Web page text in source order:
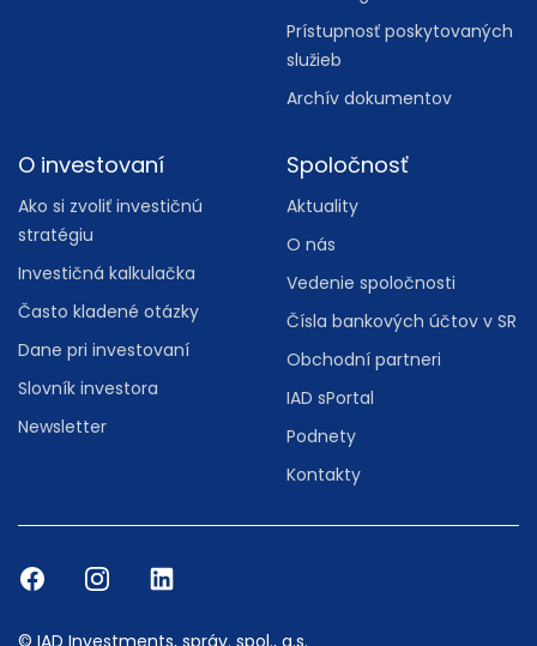
Prístupnosť poskytovaných
služieb
Archív dokumentov
O investovaní
Ako si zvoliť investičnú
stratégiu
Investičná kalkulačka
Často kladené otázky
Dane pri investovaní
Slovník investora
Newsletter
Spoločnosť
Aktuality
O nás
Vedenie spoločnosti
Čísla bankových účtov v SR
Obchodní partneri
IAD sPortal
Podnety
Kontakty
© IAD Investments, správ. spol., a.s.